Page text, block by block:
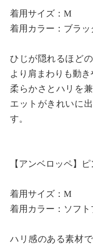
着用サイズ：M
着用カラー：ブラッ
ひじが隠れるほど
より肩まわりも動き
柔らかさとハリを
エットがきれいに
す。
【アンベロッペ】
着用サイズ：M
着用カラー：ソフト
ハリ感のある素材